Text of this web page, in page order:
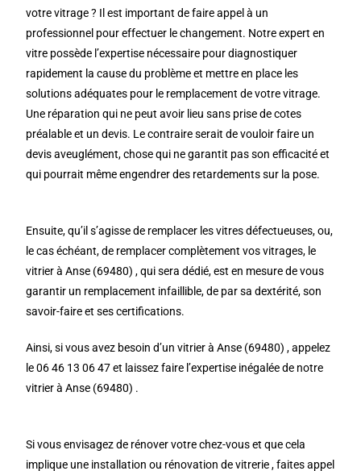
votre vitrage ? Il est important de faire appel à un
professionnel pour effectuer le changement. Notre expert en
vitre possède l’expertise nécessaire pour diagnostiquer
rapidement la cause du problème et mettre en place les
solutions adéquates pour le remplacement de votre vitrage.
Une réparation qui ne peut avoir lieu sans prise de cotes
préalable et un devis. Le contraire serait de vouloir faire un
devis aveuglément, chose qui ne garantit pas son efficacité et
qui pourrait même engendrer des retardements sur la pose.
Ensuite, qu’il s’agisse de remplacer les vitres défectueuses, ou,
le cas échéant, de remplacer complètement vos vitrages, le
vitrier à Anse (69480) , qui sera dédié, est en mesure de vous
garantir un remplacement infaillible, de par sa dextérité, son
savoir-faire et ses certifications.
Ainsi, si vous avez besoin d’un vitrier à Anse (69480) , appelez
le 06 46 13 06 47 et laissez faire l’expertise inégalée de notre
vitrier à Anse (69480) .
Si vous envisagez de rénover votre chez-vous et que cela
implique une installation ou rénovation de vitrerie , faites appel